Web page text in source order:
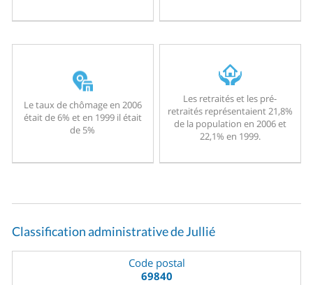
Le taux de chômage en 2006
était de 6% et en 1999 il était
de 5%
Les retraités et les pré-
retraités représentaient 21,8%
de la population en 2006 et
22,1% en 1999.
Classification administrative de Jullié
Code postal
69840